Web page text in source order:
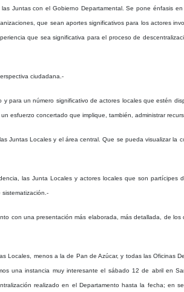
Juntas con el Gobierno Departamental. Se pone énfasis
que sean aportes significativos para los actores
que sea significativa para el proceso de
ciudadana.-
un número significativo de actores locales que estén
concertado que implique, también, administrar
Locales y el área central. Que se pueda visualizar la
las Junta Locales y actores locales que son partícipes
con una presentación más elaborada, más detallada, de
menos a la de Pan de Azúcar, y todas las Oficinas
una instancia muy interesante el sábado 12 de abril en
realizado en el Departamento hasta la fecha; en